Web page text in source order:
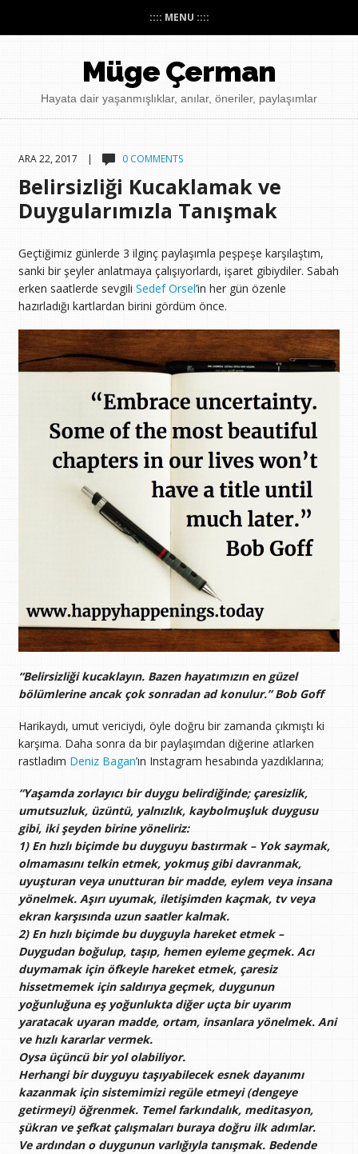
:::: MENU ::::
Müge Çerman
Hayata dair yaşanmışlıklar, anılar, öneriler, paylaşımlar
ARA 22, 2017 | 0 COMMENTS
Belirsizliği Kucaklamak ve
Duygularımızla Tanışmak
Geçtiğimiz günlerde 3 ilginç paylaşımla peşpeşe karşılaştım,
sanki bir şeyler anlatmaya çalışıyorlardı, işaret gibiydiler. Sabah
erken saatlerde sevgili Sedef Orsel’in her gün özenle
hazırladığı kartlardan birini gördüm önce.
“Belirsizliği kucaklayın. Bazen hayatımızın en güzel
bölümlerine ancak çok sonradan ad konulur.” Bob Goff
Harikaydı, umut vericiydi, öyle doğru bir zamanda çıkmıştı ki
karşıma. Daha sonra da bir paylaşımdan diğerine atlarken
rastladım Deniz Bagan’ın Instagram hesabında yazdıklarına;
“Yaşamda zorlayıcı bir duygu belirdiğinde; çaresizlik,
umutsuzluk, üzüntü, yalnızlık, kaybolmuşluk duygusu
gibi, iki şeyden birine yöneliriz:
1) En hızlı biçimde bu duyguyu bastırmak – Yok saymak,
olmamasını telkin etmek, yokmuş gibi davranmak,
uyuşturan veya unutturan bir madde, eylem veya insana
yönelmek. Aşırı uyumak, iletişimden kaçmak, tv veya
ekran karşısında uzun saatler kalmak.
2) En hızlı biçimde bu duyguyla hareket etmek –
Duygudan boğulup, taşıp, hemen eyleme geçmek. Acı
duymamak için öfkeyle hareket etmek, çaresiz
hissetmemek için saldırıya geçmek, duygunun
yoğunluğuna eş yoğunlukta diğer uçta bir uyarım
yaratacak uyaran madde, ortam, insanlara yönelmek. Ani
ve hızlı kararlar vermek.
Oysa üçüncü bir yol olabiliyor.
Herhangi bir duyguyu taşıyabilecek esnek dayanımı
kazanmak için sistemimizi regüle etmeyi (dengeye
getirmeyi) öğrenmek. Temel farkındalık, meditasyon,
şükran ve şefkat çalışmaları buraya doğru ilk adımlar.
Ve ardından o duygunun varlığıyla tanışmak. Bedende